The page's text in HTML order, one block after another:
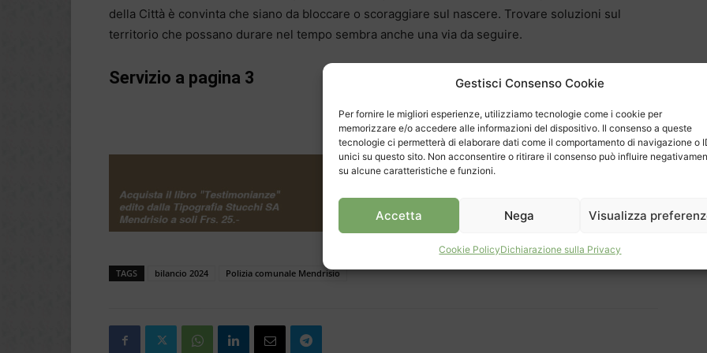
Gestisci Consenso Cookie
Per fornire le migliori esperienze, utilizziamo tecnologie come i cookie per
memorizzare e/o accedere alle informazioni del dispositivo. Il consenso a queste
tecnologie ci permetterà di elaborare dati come il comportamento di navigazione o
unici su questo sito. Non acconsentire o ritirare il consenso può influire
su alcune caratteristiche e funzioni.
Accetta Nega Visualizza
Cookie PolicyDichiarazione sulla Privacy
della Città è convinta che siano da bloccare o scoraggiare sul nascere. Trovare soluzioni sul
territorio che possano durare nel tempo sembra anche una via da seguire.
Servizio a pagina 3
TAGS bilancio 2024 Polizia comunale Mendrisio